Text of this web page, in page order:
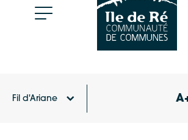
Fil d'Ariane